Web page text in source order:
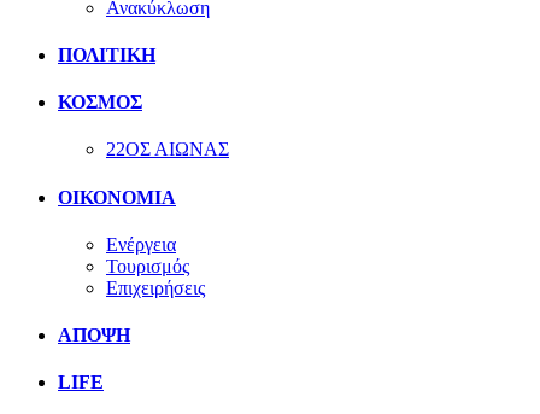
Ανακύκλωση
ΠΟΛΙΤΙΚΗ
ΚΟΣΜΟΣ
22ΟΣ ΑΙΩΝΑΣ
ΟΙΚΟΝΟΜΙΑ
Ενέργεια
Τουρισμός
Επιχειρήσεις
ΑΠΟΨΗ
LIFE